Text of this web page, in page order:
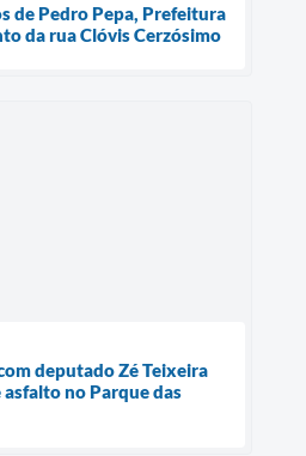
de Pedro Pepa, Prefeitura
da rua Clóvis Cerzósimo
deputado Zé Teixeira
no Parque das